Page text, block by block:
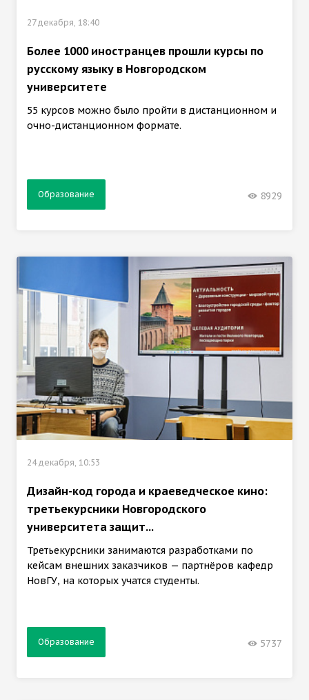
27 декабря, 18:40
Более 1000 иностранцев прошли курсы по
русскому языку в Новгородском
университете
55 курсов можно было пройти в дистанционном и
очно-дистанционном формате.
Образование 8929
24 декабря, 10:53
Дизайн-код города и краеведческое кино:
третьекурсники Новгородского
университета защит...
Третьекурсники занимаются разработками по
кейсам внешних заказчиков — партнёров кафедр
НовГУ, на которых учатся студенты.
Образование 5737